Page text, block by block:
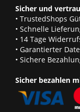
Sicher und
• TrustedShops
• Schnelle
• 14 Tage
• Garantierter
• Sichere
Sicher bezahlen